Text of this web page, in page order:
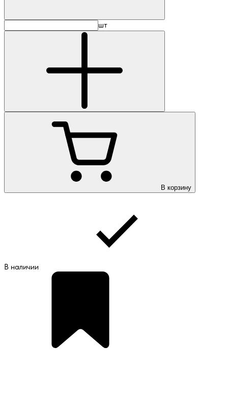
шт
В корзину
В наличии